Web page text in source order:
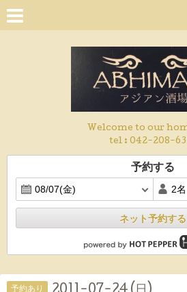
Welcome to our
tel : 042-208-
予約する
ネット予約する
予約あり